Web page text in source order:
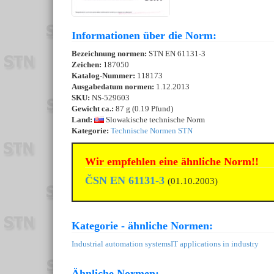
Informationen über die Norm:
Bezeichnung normen: STN EN 61131-3
Zeichen: 187050
Katalog-Nummer: 118173
Ausgabedatum normen: 1.12.2013
SKU: NS-529603
Gewicht ca.: 87 g (0.19 Pfund)
Land:
Slowakische technische Norm
Kategorie: Technische Normen STN
Wir empfehlen eine ähnliche Norm!!
ČSN EN 61131-3 (01.10.2003)
Kategorie - ähnliche Normen:
Industrial automation systemsIT applications in industry